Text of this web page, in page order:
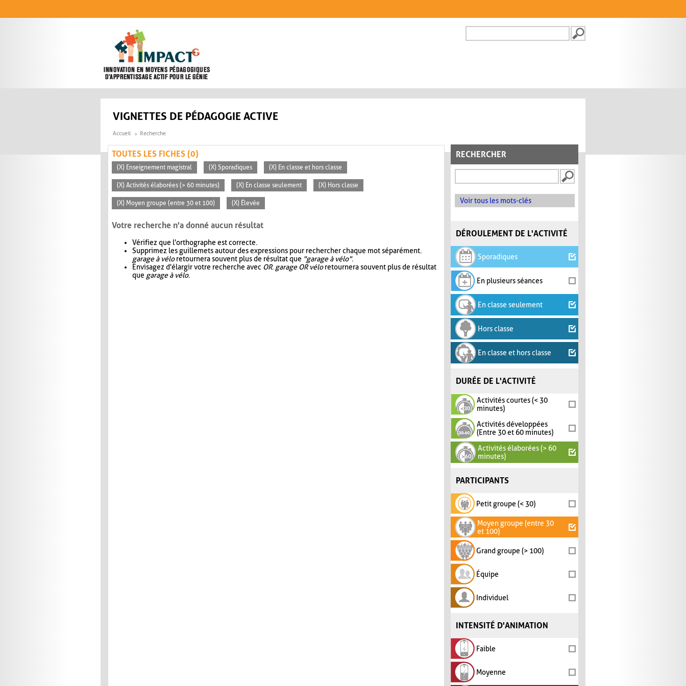
FORMULAIRE DE
VIGNETTES DE PÉDAGOGIE ACTIVE
Accueil Recherche
RECHERCHER
Voir tous les mots-clés
DÉROULEMENT DE L'ACTIVITÉ
Sporadiques
En plusieurs séances
En classe seulement
Hors classe
En classe et hors classe
DURÉE DE L'ACTIVITÉ
Activités courtes (< 30
minutes)
Activités développées
(Entre 30 et 60 minutes)
Activités élaborées (> 60
minutes)
PARTICIPANTS
Petit groupe (< 30)
Moyen groupe (entre 30
et 100)
Grand groupe (> 100)
Équipe
Individuel
INTENSITÉ D'ANIMATION
Faible
Moyenne
TOUTES LES FICHES (0)
(X) Enseignement magistral (X) Sporadiques (X) En classe et hors classe
(X) Activités élaborées (> 60 minutes) (X) En classe seulement (X) Hors classe
(X) Moyen groupe (entre 30 et 100) (X) Élevée
Votre recherche n'a donné aucun résultat
Vérifiez que l'orthographe est correcte.
Supprimez les guillemets autour des expressions pour rechercher chaque mot séparément.
garage à véloretournera souvent plus de résultat que "garage à vélo".
Envisagez d'élargir votre recherche avec OR. garage OR véloretournera souvent plus de résultat
que garage à vélo.